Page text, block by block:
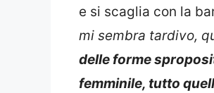
e si scaglia con la
mi sembra tardivo,
delle forme
femminile, tutto